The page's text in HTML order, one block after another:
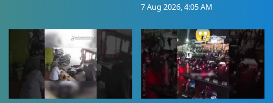
7 Aug 2026, 4:05 AM